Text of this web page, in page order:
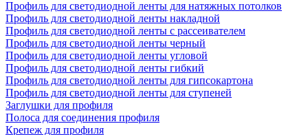
Профиль для светодиодной ленты для натяжных потолков
Профиль для светодиодной ленты накладной
Профиль для светодиодной ленты с рассеивателем
Профиль для светодиодной ленты черный
Профиль для светодиодной ленты угловой
Профиль для светодиодной ленты гибкий
Профиль для светодиодной ленты для гипсокартона
Профиль для светодиодной ленты для ступеней
Заглушки для профиля
Полоса для соединения профиля
Крепеж для профиля